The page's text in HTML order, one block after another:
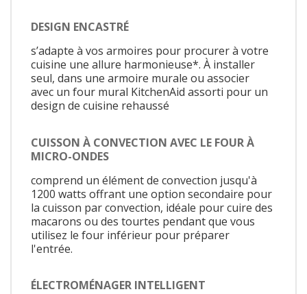
DESIGN ENCASTRÉ
s’adapte à vos armoires pour procurer à votre
cuisine une allure harmonieuse*. À installer
seul, dans une armoire murale ou associer
avec un four mural KitchenAid assorti pour un
design de cuisine rehaussé
CUISSON À CONVECTION AVEC LE FOUR À
MICRO-ONDES
comprend un élément de convection jusqu'à
1200 watts offrant une option secondaire pour
la cuisson par convection, idéale pour cuire des
macarons ou des tourtes pendant que vous
utilisez le four inférieur pour préparer
l'entrée.
ÉLECTROMÉNAGER INTELLIGENT